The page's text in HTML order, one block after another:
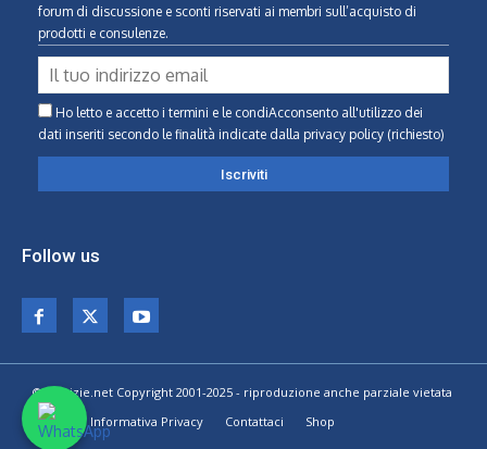
forum di discussione e sconti riservati ai membri sull’acquisto di
prodotti e consulenze.
Ho letto e accetto i termini e le condiAcconsento all'utilizzo dei
dati inseriti secondo le finalità indicate dalla privacy policy (richiesto)
Follow us
© Calvizie.net Copyright 2001-2025 - riproduzione anche parziale vietata
Home
Informativa Privacy Contattaci Shop